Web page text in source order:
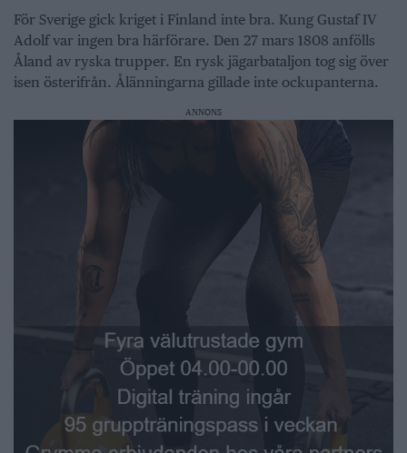
För Sverige gick kriget i Finland inte bra. Kung Gustaf IV
Adolf var ingen bra härförare. Den 27 mars 1808 anfölls
Åland av ryska trupper. En rysk jägarbataljon tog sig över
isen österifrån. Ålänningarna gillade inte ockupanterna.
ANNONS